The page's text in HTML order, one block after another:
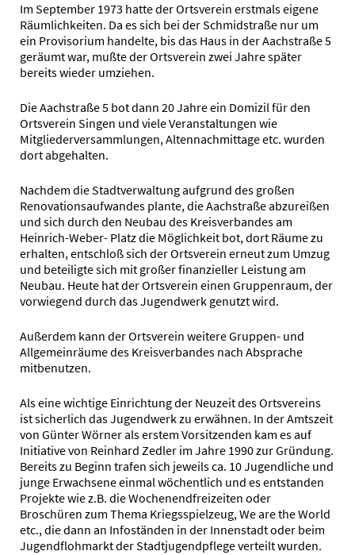
Im September 1973 hatte der Ortsverein erstmals eigene
Räumlichkeiten. Da es sich bei der Schmidstraße nur um
ein Provisorium handelte, bis das Haus in der Aachstraße 5
geräumt war, mußte der Ortsverein zwei Jahre später
bereits wieder umziehen.
Die Aachstraße 5 bot dann 20 Jahre ein Domizil für den
Ortsverein Singen und viele Veranstaltungen wie
Mitgliederversammlungen, Altennachmittage etc. wurden
dort abgehalten.
Nachdem die Stadtverwaltung aufgrund des großen
Renovationsaufwandes plante, die Aachstraße abzureißen
und sich durch den Neubau des Kreisverbandes am
Heinrich-Weber- Platz die Möglichkeit bot, dort Räume zu
erhalten, entschloß sich der Ortsverein erneut zum Umzug
und beteiligte sich mit großer finanzieller Leistung am
Neubau. Heute hat der Ortsverein einen Gruppenraum, der
vorwiegend durch das Jugendwerk genutzt wird.
Außerdem kann der Ortsverein weitere Gruppen- und
Allgemeinräume des Kreisverbandes nach Absprache
mitbenutzen.
Als eine wichtige Einrichtung der Neuzeit des Ortsvereins
ist sicherlich das Jugendwerk zu erwähnen. In der Amtszeit
von Günter Wörner als erstem Vorsitzenden kam es auf
Initiative von Reinhard Zedler im Jahre 1990 zur Gründung.
Bereits zu Beginn trafen sich jeweils ca. 10 Jugendliche und
junge Erwachsene einmal wöchentlich und es entstanden
Projekte wie z.B. die Wochenendfreizeiten oder
Broschüren zum Thema Kriegsspielzeug, We are the World
etc., die dann an Infoständen in der Innenstadt oder beim
Jugendflohmarkt der Stadtjugendpflege verteilt wurden.